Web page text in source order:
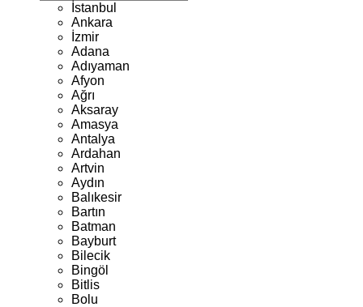
İstanbul
Ankara
İzmir
Adana
Adıyaman
Afyon
Ağrı
Aksaray
Amasya
Antalya
Ardahan
Artvin
Aydın
Balıkesir
Bartın
Batman
Bayburt
Bilecik
Bingöl
Bitlis
Bolu